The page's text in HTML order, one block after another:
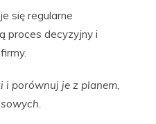
się regularne
proces decyzyjny i
i porównuj je z planem,